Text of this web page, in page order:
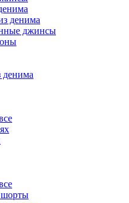
денима
джинсы
шорты